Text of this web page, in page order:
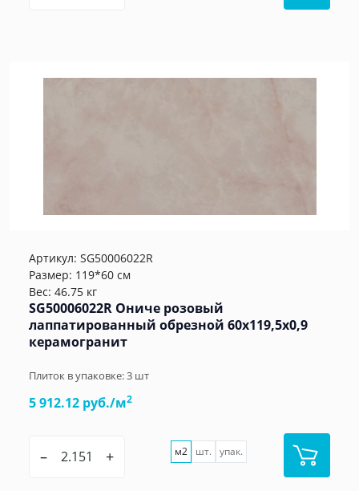
Артикул: SG50006022R
Размер: 119*60 см
Вес: 46.75 кг
SG50006022R Ониче розовый
лаппатированный обрезной 60x119,5x0,9
керамогранит
Плиток в упаковке:3 шт
5 912.12 руб./м2
– + м2 шт. упак.